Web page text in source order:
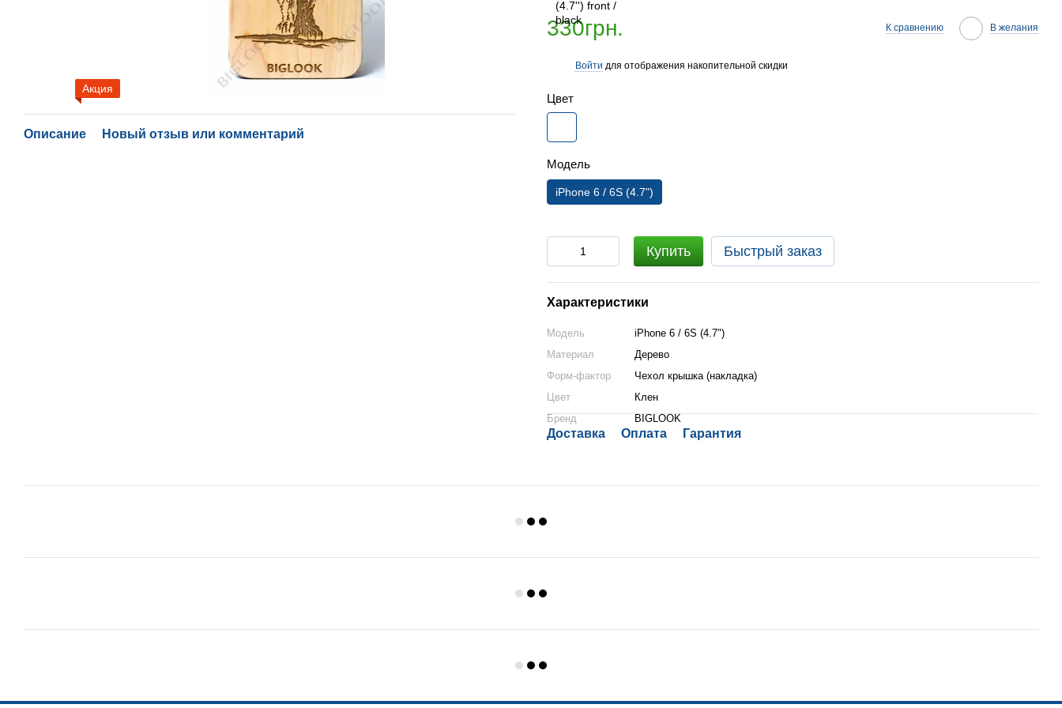
Акция
Описание Новый отзыв или комментарий
330грн. К сравнению В желания
Войти для отображения накопительной скидки
Цвет
Модель
iPhone 6 / 6S (4.7")
Купить Быстрый заказ
Характеристики
Модель
iPhone 6 / 6S (4.7")
Материал
Дерево
Форм-фактор
Чехол крышка (накладка)
Цвет
Клен
Бренд
BIGLOOK
Доставка Оплата Гарантия